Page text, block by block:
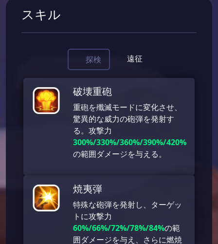
スキル
探検 遠征
破壊重砲
重砲を殲滅モードに変化させ、
驚異的な威力の砲弾を発射す
る。攻撃力
300%/330%/360%/390%/420%
の範囲ダメージを与える。
焼夷弾
特殊な砲弾を発射し、ターゲッ
トに攻撃力
60%/66%/72%/78%/84%の範
囲ダメージを与え、さらに燃焼